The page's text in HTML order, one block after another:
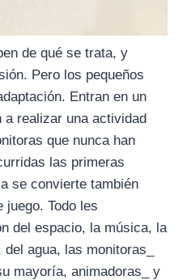
de qué se trata, y
Pero los pequeños
Entran en un
a realizar una actividad
que nunca han
las primeras
se convierte también
juego. Todo les
del espacio, la música, la
agua, las monitoras_
mayoría, animadoras_ y